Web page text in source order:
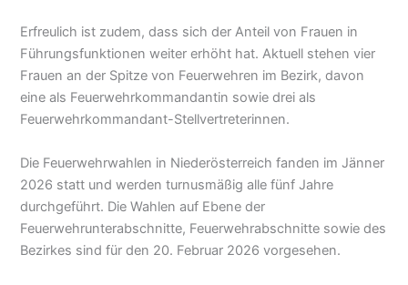
Erfreulich ist zudem, dass sich der Anteil von Frauen in
Führungsfunktionen weiter erhöht hat. Aktuell stehen vier
Frauen an der Spitze von Feuerwehren im Bezirk, davon
eine als Feuerwehrkommandantin sowie drei als
Feuerwehrkommandant-Stellvertreterinnen.
Die Feuerwehrwahlen in Niederösterreich fanden im Jänner
2026 statt und werden turnusmäßig alle fünf Jahre
durchgeführt. Die Wahlen auf Ebene der
Feuerwehrunterabschnitte, Feuerwehrabschnitte sowie des
Bezirkes sind für den 20. Februar 2026 vorgesehen.